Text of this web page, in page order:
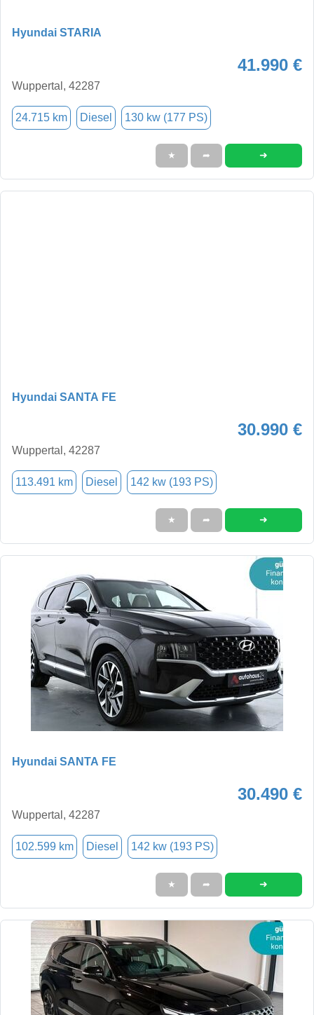
Hyundai STARIA
41.990 €
Wuppertal, 42287
24.715 km Diesel 130 kw (177 PS)
★ ➦ ➜
Hyundai SANTA FE
30.990 €
Wuppertal, 42287
113.491 km Diesel 142 kw (193 PS)
★ ➦ ➜
Hyundai SANTA FE
30.490 €
Wuppertal, 42287
102.599 km Diesel 142 kw (193 PS)
★ ➦ ➜